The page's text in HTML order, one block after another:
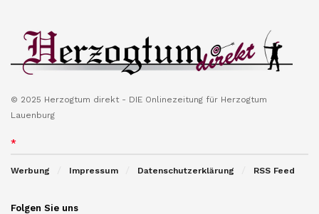
© 2025 Herzogtum direkt - DIE Onlinezeitung für Herzogtum
Lauenburg
*
Werbung Impressum Datenschutzerklärung RSS Feed
Folgen Sie uns